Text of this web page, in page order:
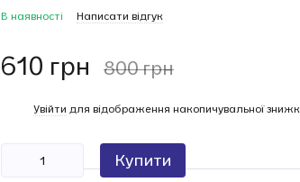
В наявності Написати відгук
610 грн 800 грн
Увійти для відображення накопичувальної
Купити